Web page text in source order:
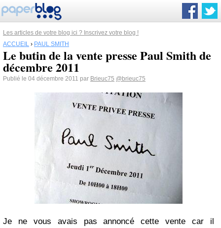
Les articles de votre blog ici ? Inscrivez votre blog !
ACCUEIL › PAUL SMITH
Le butin de la vente presse Paul Smith de
décembre 2011
Publié le 04 décembre 2011 par Brieuc75 @brieuc75
Je ne vous avais pas annoncé cette vente car il